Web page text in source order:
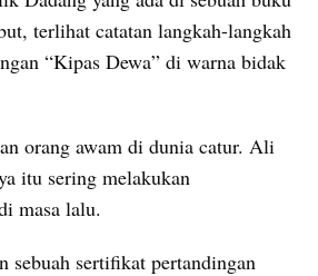
terlihat catatan langkah-langkah
“Kipas Dewa” di warna bidak
orang awam di dunia catur. Ali
itu sering melakukan
masa lalu.
sebuah sertifikat pertandingan